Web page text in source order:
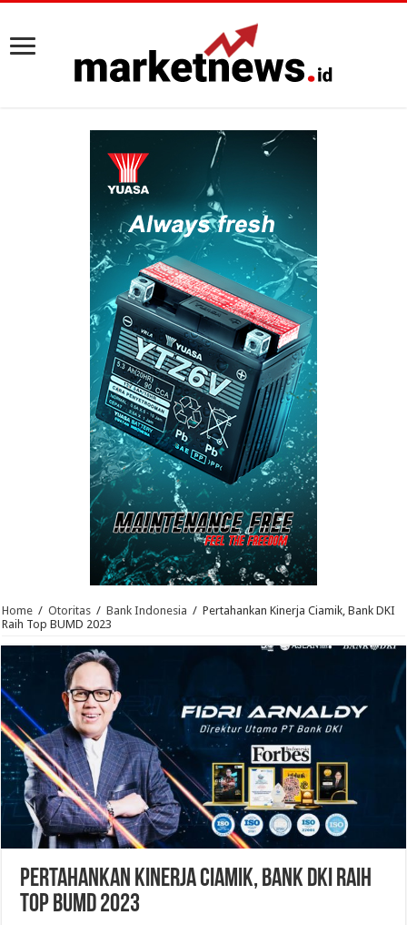
Home / Otoritas / Bank Indonesia / Pertahankan Kinerja Ciamik, Bank DKI
Raih Top BUMD 2023
Pertahankan Kinerja Ciamik, Bank DKI Raih
Top BUMD 2023